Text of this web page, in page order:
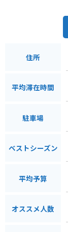
住所
平均滞在時間
駐車場
ベストシーズン
平均予算
オススメ人数